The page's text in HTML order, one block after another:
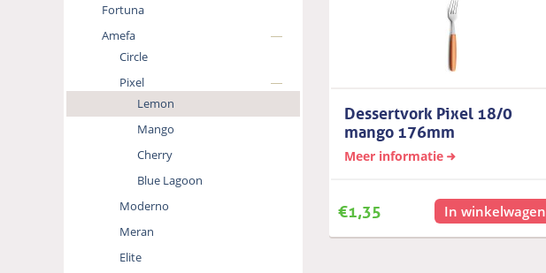
Fortuna
Amefa
Circle
Pixel
Lemon
Mango
Cherry
Blue Lagoon
Moderno
Meran
Elite
Dessertvork Pixel 18/0
mango 176mm
Meer informatie
€1,35 In winkelwagen